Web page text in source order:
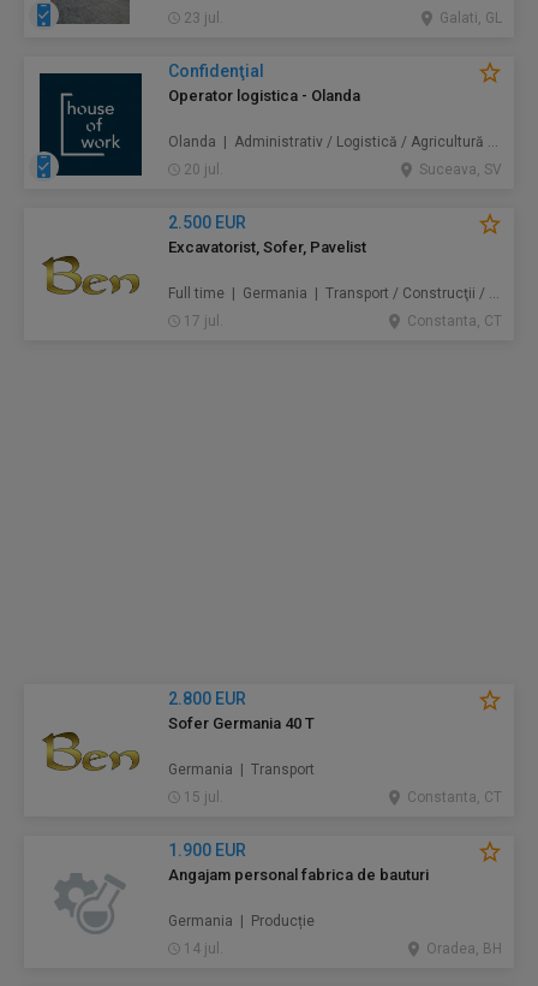
23 jul.
Galati, GL
Confidenţial
Operator logistica - Olanda
Olanda | Administrativ / Logistică / Agricultură / Silvicultură / Prestări servicii / Producție /
20 jul.
Suceava, SV
2.500 EUR
Excavatorist, Sofer, Pavelist
Full time | Germania | Transport / Construcţii / Amenajări
17 jul.
Constanta, CT
2.800 EUR
Sofer Germania 40 T
Germania | Transport
15 jul.
Constanta, CT
1.900 EUR
Angajam personal fabrica de bauturi
Germania | Producție
14 jul.
Oradea, BH